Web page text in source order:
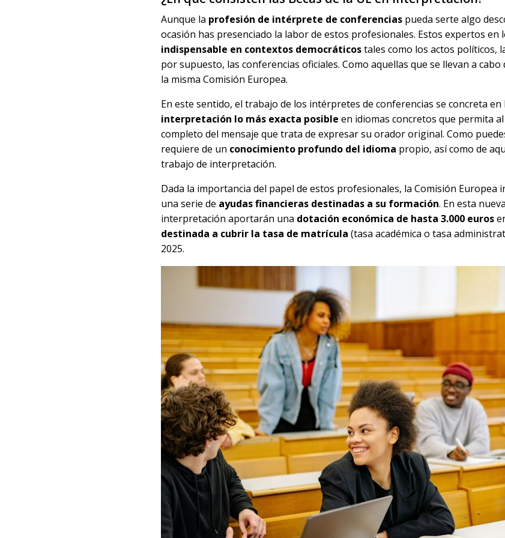
Aunque la profesión de intérprete de conferencias pueda serte algo
ocasión has presenciado la labor de estos profesionales. Estos expertos en
indispensable en contextos democráticostales como los actos políticos,
por supuesto, las conferencias oficiales. Como aquellas que se llevan a
la misma Comisión Europea.
En este sentido, el trabajo de los intérpretes de conferencias se concreta en
interpretación lo más exacta posible en idiomas concretos que permita
completo del mensaje que trata de expresar su orador original. Como
requiere de un conocimiento profundo del idioma propio, así como de
trabajo de interpretación.
Dada la importancia del papel de estos profesionales, la Comisión Europea
una serie de ayudas financieras destinadas a su formación. En esta
interpretación aportarán una dotación económica de hasta 3.000 euros
destinada a cubrir la tasa de matrícula (tasa académica o tasa
2025.